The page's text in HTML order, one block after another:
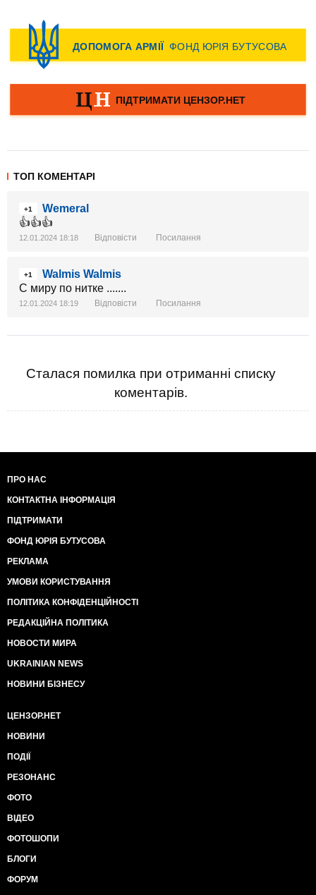
ТОП КОМЕНТАРІ
+1
Wemeral
👍👍👍
12.01.2024 18:18 Відповісти Посилання
+1
Walmis Walmis
С миру по нитке .......
12.01.2024 18:19 Відповісти Посилання
Сталася помилка при отриманні списку
коментарів.
ПРО НАС
КОНТАКТНА ІНФОРМАЦІЯ
ПІДТРИМАТИ
ФОНД ЮРІЯ БУТУСОВА
РЕКЛАМА
УМОВИ КОРИСТУВАННЯ
ПОЛІТИКА КОНФІДЕНЦІЙНОСТІ
РЕДАКЦІЙНА ПОЛІТИКА
НОВОСТИ МИРА
UKRAINIAN NEWS
НОВИНИ БІЗНЕСУ
ЦЕНЗОР.НЕТ
НОВИНИ
ПОДІЇ
РЕЗОНАНС
ФОТО
ВІДЕО
ФОТОШОПИ
БЛОГИ
ФОРУМ